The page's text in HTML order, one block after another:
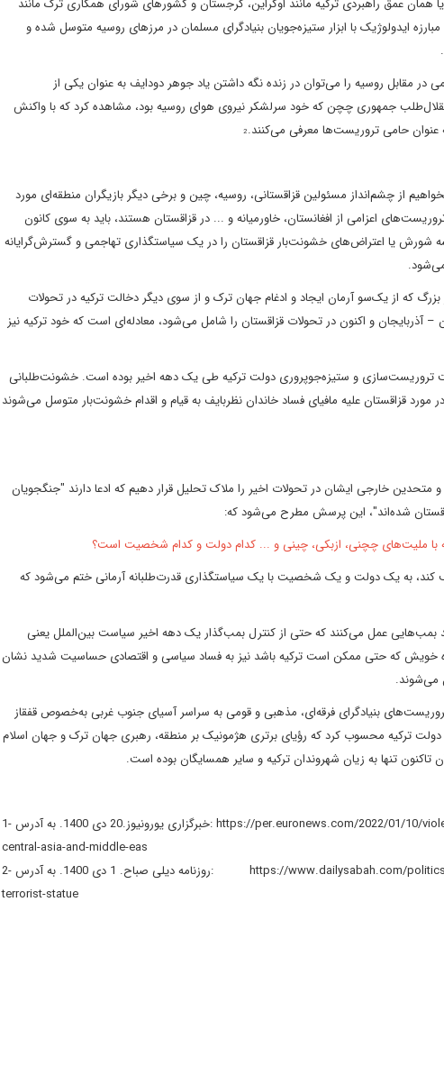
عمق راهبردی ترکیه مانند اوکراین، گرجستان و کشورهای شورای همکاری ترک مانند
ایدولوژیک با ابزار ستیزه‌جویان بنیادگرای مسلمان در مرزهای روسیه متوسل شده و
در مقابل روسیه را می‌توان در زنده نگه داشتن یاد جوهر دودایف به عنوان یکی از
جمهوری چچن که خود سرلشکر نیروی هوای روسیه بود، مشاهده کرد که با واکنش
حامی تروریست‌ها معرفی می‌کنند.2
بار قزاقستان در نخستین روزهای سال 2022 را اگر بخواهیم از چشم‌انداز مسئولین قزاقستانی، روسیه، چین و برخی دیگر بازیگران منطقه‌ای مورد
اعزامی از افغانستان، خاورمیانه و ... در قزاقستان هستند، باید به سوی کانون
یا اعتراض‌های خشونت‌بار قزاقستان را در یک سیاستگذاری تهاجمی و گسترش‌گرایانه
که از یک‌سو آرمان ایجاد و ادغام جهان ترک و از سوی دیگر دخالت ترکیه در تحولات
و اکنون در تحولات قزاقستان را شامل می‌شود، معادله‌ای است که خود ترکیه نیز
تروریست‌سازی و ستیزه‌جوپروری دولت ترکیه طی یک دهه اخیر بوده است. خشونت‌طلبانی
قزاقستان علیه مافیای فساد خاندان نظربایف به قیام و اقدام خشونت‌بار متوسل می‌شوند
متحدین خارجی ایشان در تحولات اخیر را ملاک تحلیل قرار دهیم که ادعا دارند "جنگجویان
شده‌اند"، این پرسش مطرح می‌شود که:
با ملیت‌های چچنی، ازبکی، چینی و ... کدام دولت و کدام شخصیت است؟
به یک دولت و یک شخصیت با یک سیاستگذاری قدرت‌طلبانه آرمانی ختم می‌شود که
بمب‌هایی عمل می‌کنند که حتی از کنترل بمب‌گذار یک دهه اخیر سیاست بین‌الملل یعنی
خویش که حتی ممکن است ترکیه باشد نیز به فساد سیاسی و اقتصادی حساسیت شدید نشان
می‌شوند.
بنیادگرای فرقه‌ای، مذهبی و قومی به سراسر آسیای جنوب غربی به‌خصوص قفقاز
ترکیه محسوب کرد که رؤیای برتری هژمونیک بر منطقه، رهبری جهان ترک و جهان اسلام
تاکنون تنها به زیان شهروندان ترکیه و سایر همسایگان بوده است.
1- خبرگزاری یورونیوز.20 دی 1400. به آدرس: https://per.euronews.com/2022/01/10/violence-kazakhstan-president-tokayev-accuses-afghan-fighters-
central-asia-and-middle-eas
2- روزنامه دیلی صباح. 1 دی 1400. به آدرس: https://www.dailysabah.com/politics/diplomacy/chechnyas-kadyrov-threatens-to-erect-pkk-
terrorist-statue